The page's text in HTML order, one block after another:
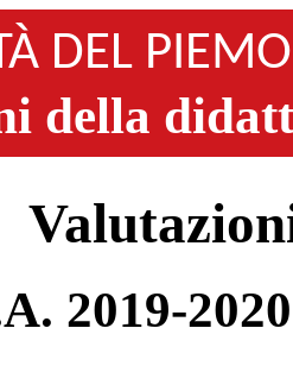
DEL
della
2019-